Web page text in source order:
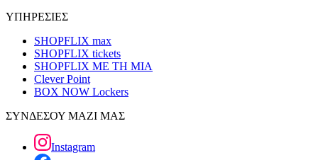
ΥΠΗΡΕΣΙΕΣ
SHOPFLIX max
SHOPFLIX tickets
SHOPFLIX ΜΕ ΤΗ ΜΙΑ
Clever Point
BOX NOW Lockers
ΣΥΝΔΕΣΟΥ ΜΑΖΙ ΜΑΣ
Instagram